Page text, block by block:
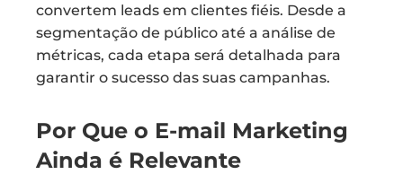
convertem leads em clientes fiéis. Desde a
segmentação de público até a análise de
métricas, cada etapa será detalhada para
garantir o sucesso das suas campanhas.
Por Que o E-mail Marketing
Ainda é Relevante